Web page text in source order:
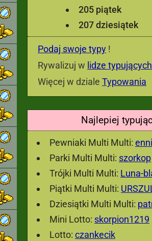
205 piątek
207 dziesiątek
Podaj swoje typy !
Rywalizuj w lidze typujących
Więcej w dziale Typowania
Najlepiej
Pewniaki Multi Multi:
Parki Multi Multi: szorkop
Trójki Multi Multi: Luna-
Piątki Multi Multi:
Dziesiątki Multi Multi:
Mini Lotto: skorpion1219
Lotto: czankecik